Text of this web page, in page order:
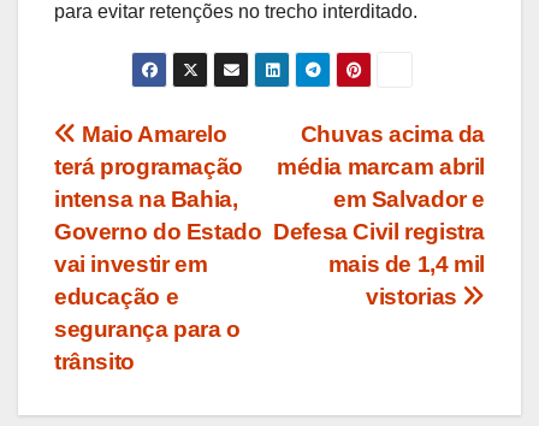
para evitar retenções no trecho interditado.
Navegação
de
Post
Chuvas acima da
média marcam abril
em Salvador e
Defesa Civil registra
mais de 1,4 mil
vistorias
Maio Amarelo
terá programação
intensa na Bahia,
Governo do Estado
vai investir em
educação e
segurança para o
trânsito